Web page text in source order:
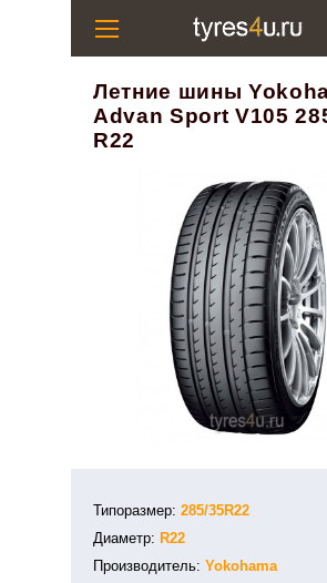
Летние шины
Advan Sport V105
R22
Типоразмер: 285/35R22
Диаметр: R22
Производитель: Yokohama